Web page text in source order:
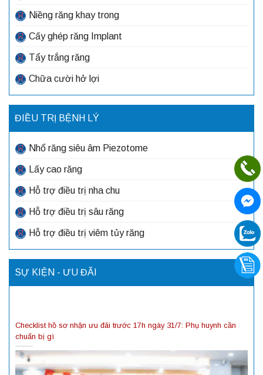
Niềng răng khay trong
Cấy ghép răng Implant
Tẩy trắng răng
Chữa cười hở lợi
ĐIỀU TRỊ BỆNH LÝ
Nhổ răng siêu âm Piezotome
Lấy cao răng
Hỗ trợ điều trị nha chu
Hỗ trợ điều trị sâu răng
Hỗ trợ điều trị viêm tủy răng
SỰ KIỆN - ƯU ĐÃI
Checklist hồ sơ nhận ưu đãi trước 17h ngày 31/7: Phụ huynh cần
chuẩn bị gì